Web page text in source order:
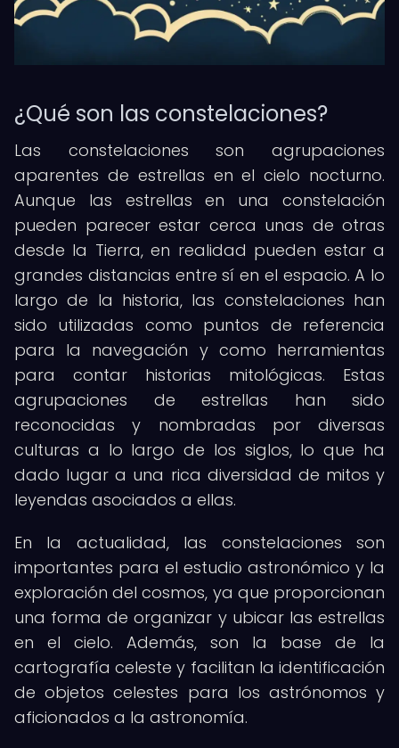
¿Qué son las constelaciones?
Las constelaciones son agrupaciones
aparentes de estrellas en el cielo nocturno.
Aunque las estrellas en una constelación
pueden parecer estar cerca unas de otras
desde la Tierra, en realidad pueden estar a
grandes distancias entre sí en el espacio. A lo
largo de la historia, las constelaciones han
sido utilizadas como puntos de referencia
para la navegación y como herramientas
para contar historias mitológicas. Estas
agrupaciones de estrellas han sido
reconocidas y nombradas por diversas
culturas a lo largo de los siglos, lo que ha
dado lugar a una rica diversidad de mitos y
leyendas asociados a ellas.
En la actualidad, las constelaciones son
importantes para el estudio astronómico y la
exploración del cosmos, ya que proporcionan
una forma de organizar y ubicar las estrellas
en el cielo. Además, son la base de la
cartografía celeste y facilitan la identificación
de objetos celestes para los astrónomos y
aficionados a la astronomía.